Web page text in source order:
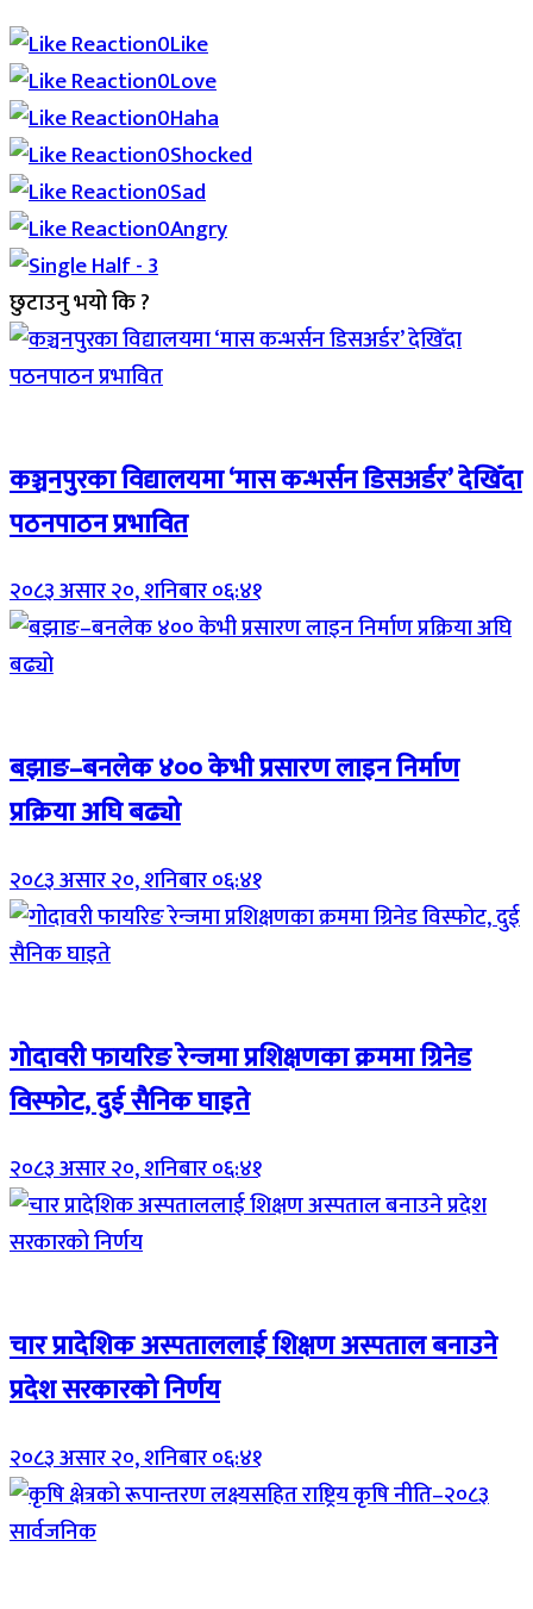
0Like
0Love
0Haha
0Shocked
0Sad
0Angry
छुटाउनु भयो कि ?
कञ्चनपुरका विद्यालयमा ‘मास कन्भर्सन डिसअर्डर’ देखिँदा
पठनपाठन प्रभावित
२०८३ असार २०, शनिबार ०६:४१
बझाङ–बनलेक ४०० केभी प्रसारण लाइन निर्माण
प्रक्रिया अघि बढ्यो
२०८३ असार २०, शनिबार ०६:४१
गोदावरी फायरिङ रेन्जमा प्रशिक्षणका क्रममा ग्रिनेड
विस्फोट, दुई सैनिक घाइते
२०८३ असार २०, शनिबार ०६:४१
चार प्रादेशिक अस्पताललाई शिक्षण अस्पताल बनाउने
प्रदेश सरकारको निर्णय
२०८३ असार २०, शनिबार ०६:४१